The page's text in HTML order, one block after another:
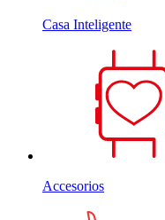
Casa Inteligente
Accesorios